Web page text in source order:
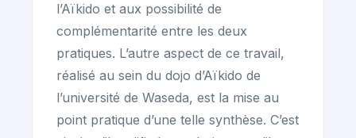
l’Aïkido et aux possibilité de
complémentarité entre les deux
pratiques. L’autre aspect de ce travail,
réalisé au sein du dojo d’Aïkido de
l’université de Waseda, est la mise au
point pratique d’une telle synthèse. C’est